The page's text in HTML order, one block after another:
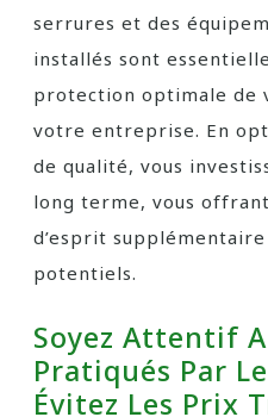
serrures et des
installés sont
protection optimale de
votre entreprise. En
de qualité, vous
long terme, vous
d’esprit
potentiels.
Soyez Attentif
Pratiqués Par
Évitez Les Prix